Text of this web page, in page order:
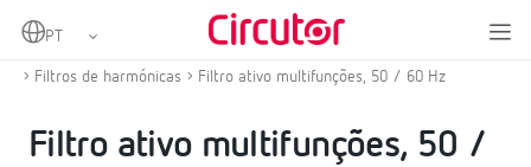
Home
Filtros de harmónicas
Filtro ativo multifunções, 50 / 60 Hz
Filtro ativo multifunções, 50 /